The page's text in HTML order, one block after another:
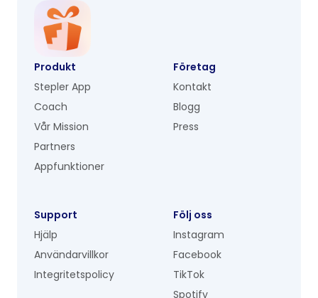
Produkt
Stepler App
Coach
Vår Mission
Partners
Appfunktioner
Företag
Kontakt
Blogg
Press
Support
Hjälp
Användarvillkor
Integritetspolicy
Följ oss
Instagram
Facebook
TikTok
Spotify